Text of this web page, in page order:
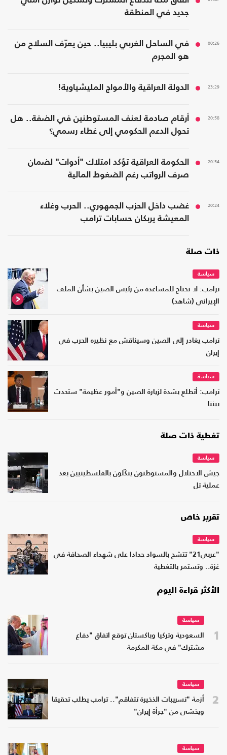
جديد في المنطقة
00:26
في الساحل الغربي بليبيا.. حين يعرّف السلاح من
هو المجرم
23:29 الدولة العراقية والأمواج المليشياوية!
20:58
أرقام صادمة لعنف المستوطنين في الضفة.. هل
تحول الدعم الحكومي إلى غطاء رسمي؟
20:54
الحكومة العراقية تؤكد امتلاك "أدوات" لضمان
صرف الرواتب رغم الضغوط المالية
20:24
غضب داخل الحزب الجمهوري.. الحرب وغلاء
المعيشة يربكان حسابات ترامب
ذات صلة
سياسة
ترامب: لا نحتاج للمساعدة من رئيس الصين بشأن الملف
الإيراني (شاهد)
سياسة
ترامب يغادر إلى الصين وسيناقش مع نظيره الحرب في
إيران
سياسة
ترامب: أتطلع بشدة لزيارة الصين و"أمور عظيمة" ستحدث
بيننا
تغطية ذات صلة
سياسة
جيش الاحتلال والمستوطنون ينكّلون بالفلسطينيين بعد
عملية تل
تقرير خاص
سياسة
"عربي21" تتشح بالسواد حدادا على شهداء الصحافة في
غزة.. وتستمر بالتغطية
الأكثر قراءة اليوم
1
سياسة
السعودية وتركيا وباكستان توقع اتفاق "دفاع
مشترك" في مكة المكرمة
2
سياسة
أزمة "تسريبات الذخيرة تتفاقم".. ترامب يطلب تحقيقا
ويخشى من "جرأة إيران"
سياسة